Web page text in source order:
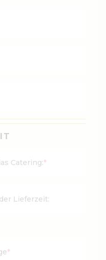
Catering:*
Lieferzeit:
*